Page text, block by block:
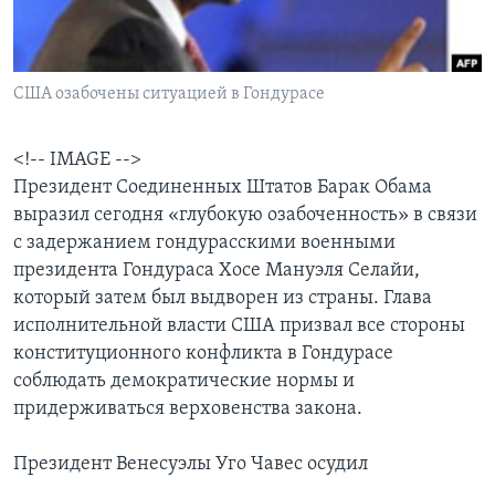
Learning English
СОЦИАЛЬНЫЕ СЕТИ
Языки
США озабочены ситуацией в Гондурасе
<!-- IMAGE -->
Президент Соединенных Штатов Барак Обама
выразил сегодня «глубокую озабоченность» в связи
с задержанием гондурасскими военными
президента Гондураса Хосе Мануэля Селайи,
который затем был выдворен из страны. Глава
исполнительной власти США призвал все стороны
конституционного конфликта в Гондурасе
соблюдать демократические нормы и
придерживаться верховенства закона.
Президент Венесуэлы Уго Чавес осудил